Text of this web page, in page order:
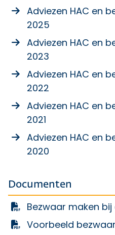
Adviezen HAC en
2025
Adviezen HAC en
2023
Adviezen HAC en
2022
Adviezen HAC en
2021
Adviezen HAC en
2020
Documenten
Bezwaar maken
Voorbeeld